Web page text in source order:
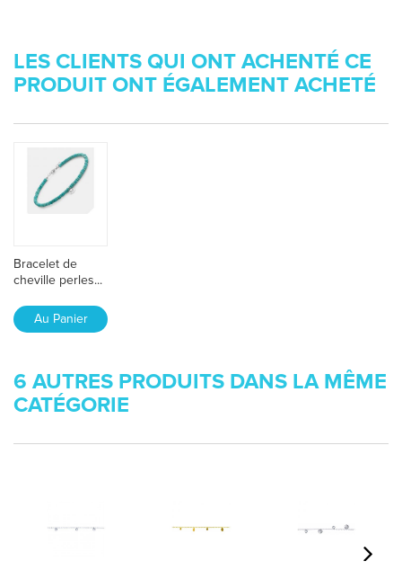
LES CLIENTS QUI ONT ACHENTÉ CE
PRODUIT ONT ÉGALEMENT ACHETÉ
Bracelet de
cheville perles...
Au Panier
6 AUTRES PRODUITS DANS LA MÊME
CATÉGORIE